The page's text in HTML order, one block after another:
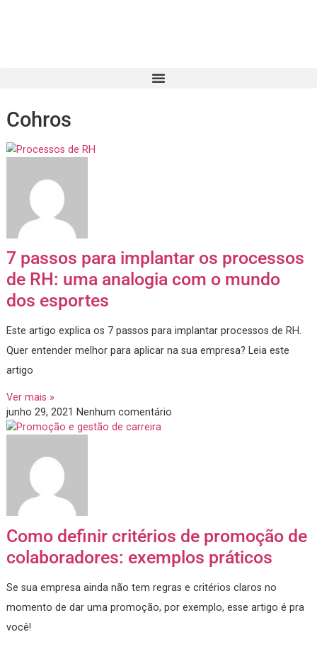
Cohros
7 passos para implantar os
de RH: uma analogia com o mundo
dos esportes
Este artigo explica os 7 passos para implantar processos de
Quer entender melhor para aplicar na sua empresa? Leia
artigo
junho 29, 2021
Como definir critérios de
colaboradores: exemplos práticos